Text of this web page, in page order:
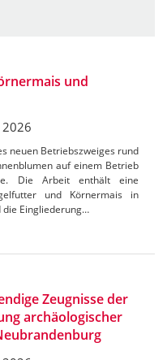
und
neuen Betriebszweiges rund
auf einem Betrieb
Die Arbeit enthält eine
und Körnermais in
die Eingliederung…
Zeugnisse der
archäologischer